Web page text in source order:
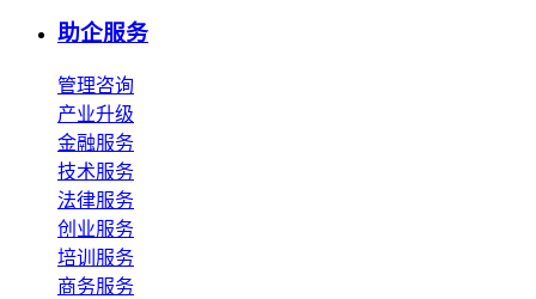
助企服务
管理咨询
产业升级
金融服务
技术服务
法律服务
创业服务
培训服务
商务服务